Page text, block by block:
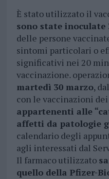
È stato utilizzato il
sono state inoculate
delle persone
sintomi particolari o
significativi nei 20
vaccinazione.
martedì 30 marzo,
con le vaccinazioni dei
appartenenti alle
affetti da patologie
calendario degli
agli interessati dal
Il farmaco utilizzato
quello della Pfizer-